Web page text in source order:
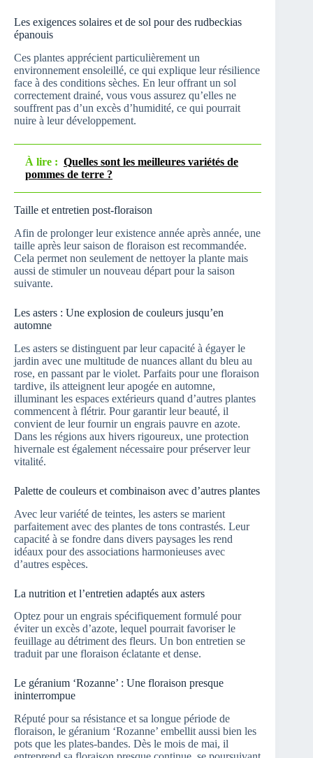
Les exigences solaires et de sol pour des rudbeckias
épanouis
Ces plantes apprécient particulièrement un
environnement ensoleillé, ce qui explique leur résilience
face à des conditions sèches. En leur offrant un sol
correctement drainé, vous vous assurez qu’elles ne
souffrent pas d’un excès d’humidité, ce qui pourrait
nuire à leur développement.
À lire : Quelles sont les meilleures variétés de
pommes de terre ?
Taille et entretien post-floraison
Afin de prolonger leur existence année après année, une
taille après leur saison de floraison est recommandée.
Cela permet non seulement de nettoyer la plante mais
aussi de stimuler un nouveau départ pour la saison
suivante.
Les asters : Une explosion de couleurs jusqu’en
automne
Les asters se distinguent par leur capacité à égayer le
jardin avec une multitude de nuances allant du bleu au
rose, en passant par le violet. Parfaits pour une floraison
tardive, ils atteignent leur apogée en automne,
illuminant les espaces extérieurs quand d’autres plantes
commencent à flétrir. Pour garantir leur beauté, il
convient de leur fournir un engrais pauvre en azote.
Dans les régions aux hivers rigoureux, une protection
hivernale est également nécessaire pour préserver leur
vitalité.
Palette de couleurs et combinaison avec d’autres plantes
Avec leur variété de teintes, les asters se marient
parfaitement avec des plantes de tons contrastés. Leur
capacité à se fondre dans divers paysages les rend
idéaux pour des associations harmonieuses avec
d’autres espèces.
La nutrition et l’entretien adaptés aux asters
Optez pour un engrais spécifiquement formulé pour
éviter un excès d’azote, lequel pourrait favoriser le
feuillage au détriment des fleurs. Un bon entretien se
traduit par une floraison éclatante et dense.
Le géranium ‘Rozanne’ : Une floraison presque
ininterrompue
Réputé pour sa résistance et sa longue période de
floraison, le géranium ‘Rozanne’ embellit aussi bien les
pots que les plates-bandes. Dès le mois de mai, il